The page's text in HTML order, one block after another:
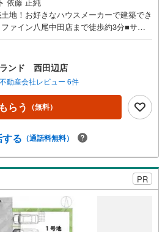
地！お好きなハウスメーカーで建築でき
ァイン八尾中田店まで徒歩約3分■サン
ミリーマート八尾中田一丁目店まで徒歩
ンド 西田辺店
不動産会社レビュー 6件
らう （無料）
る （通話料無料）
PR